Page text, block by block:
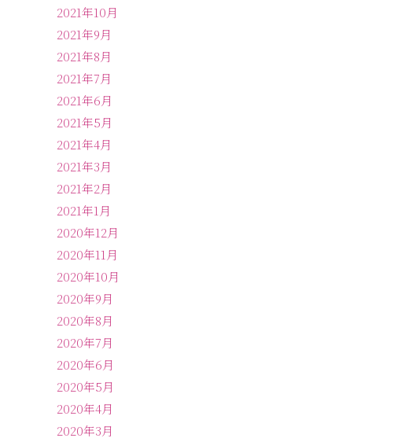
2021年10月
2021年9月
2021年8月
2021年7月
2021年6月
2021年5月
2021年4月
2021年3月
2021年2月
2021年1月
2020年12月
2020年11月
2020年10月
2020年9月
2020年8月
2020年7月
2020年6月
2020年5月
2020年4月
2020年3月